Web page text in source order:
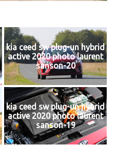
kia ceed sw plug-un hybrid
active 2020 photo laurent
sanson-20
kia ceed sw plug-un hybrid
active 2020 photo laurent
sanson-19